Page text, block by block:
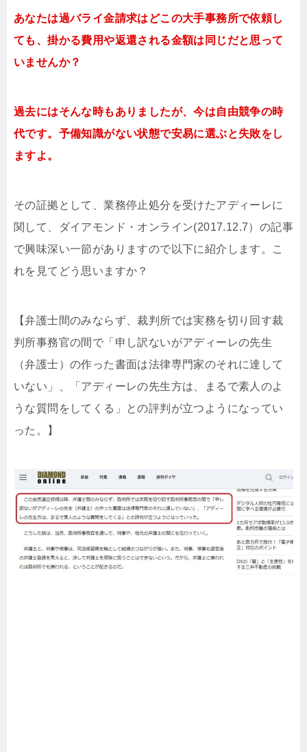
あなたは過バライ金請求はどこの大手事務所で依頼し
ても、掛かる費用や返還される金額は同じだと思って
いませんか？
過去にはそんな時もありましたが、今は自由競争の時
代です。予備知識がない状態で安易に選ぶと失敗をし
ますよ。
その証拠として、業務停止処分を受けたアディーレに
関して、ダイアモンド・オンライン(2017.12.7）の記事
で興味深い一節がありますので以下に紹介します。こ
れを見てどう思いますか？
【弁護士間のみならず、裁判所では実務を切り回す裁
判所事務官の間で「申し訳ないがアディーレの先生
（弁護士）の作った書面は法律専門家のそれに達して
いない」、「アディーレの先生方は、まるで素人のよ
うな質問をしてくる」との評判が立つようになってい
った。】